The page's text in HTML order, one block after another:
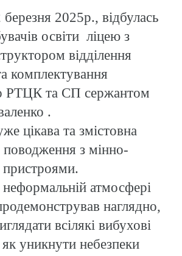
березня 2025р., відбулась
освіти ліцею з
відділення
комплектування
РТЦК та СП сержантом
.
цікава та змістовна
поводження з мінно-
атмосфері
наглядно,
всілякі вибухові
як уникнути небезпеки